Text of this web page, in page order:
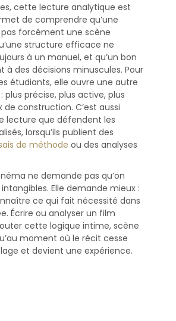
cette lecture analytique est
de comprendre qu’une
forcément une scène
structure efficace ne
à un manuel, et qu’un bon
à des décisions minuscules. Pour
étudiants, elle ouvre une autre
plus précise, plus active, plus
de construction. C’est aussi
lecture que défendent les
lorsqu’ils publient des
de méthode ou des analyses
ne demande pas qu’on
Elle demande mieux :
ce qui fait nécessité dans
Écrire ou analyser un film
cette logique intime, scène
moment où le récit cesse
et devient une expérience.